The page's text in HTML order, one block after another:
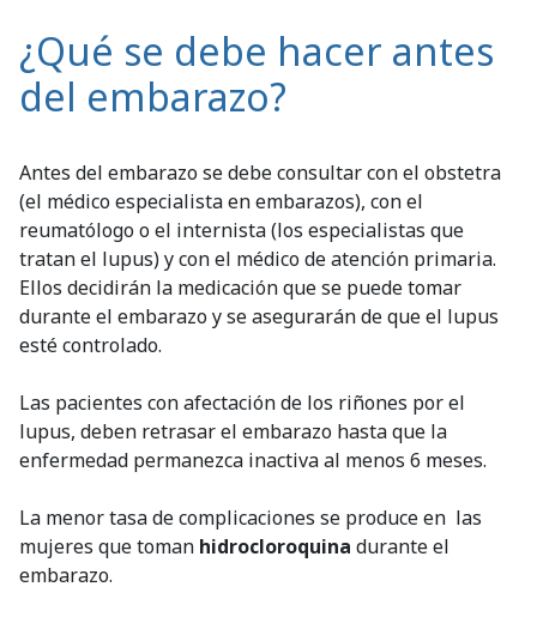
¿Qué se debe hacer antes
del embarazo?
Antes del embarazo se debe consultar con el obstetra
(el médico especialista en embarazos), con el
reumatólogo o el internista (los especialistas que
tratan el lupus) y con el médico de atención primaria.
Ellos decidirán la medicación que se puede tomar
durante el embarazo y se asegurarán de que el lupus
esté controlado.
Las pacientes con afectación de los riñones por el
lupus, deben retrasar el embarazo hasta que la
enfermedad permanezca inactiva al menos 6 meses.
La menor tasa de complicaciones se produce en las
mujeres que toman hidrocloroquina durante el
embarazo.